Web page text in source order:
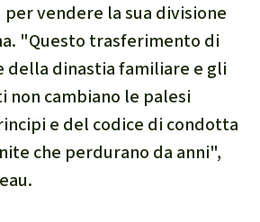
per vendere la sua divisione
"Questo trasferimento di
della dinastia familiare e gli
non cambiano le palesi
e del codice di condotta
che perdurano da anni",